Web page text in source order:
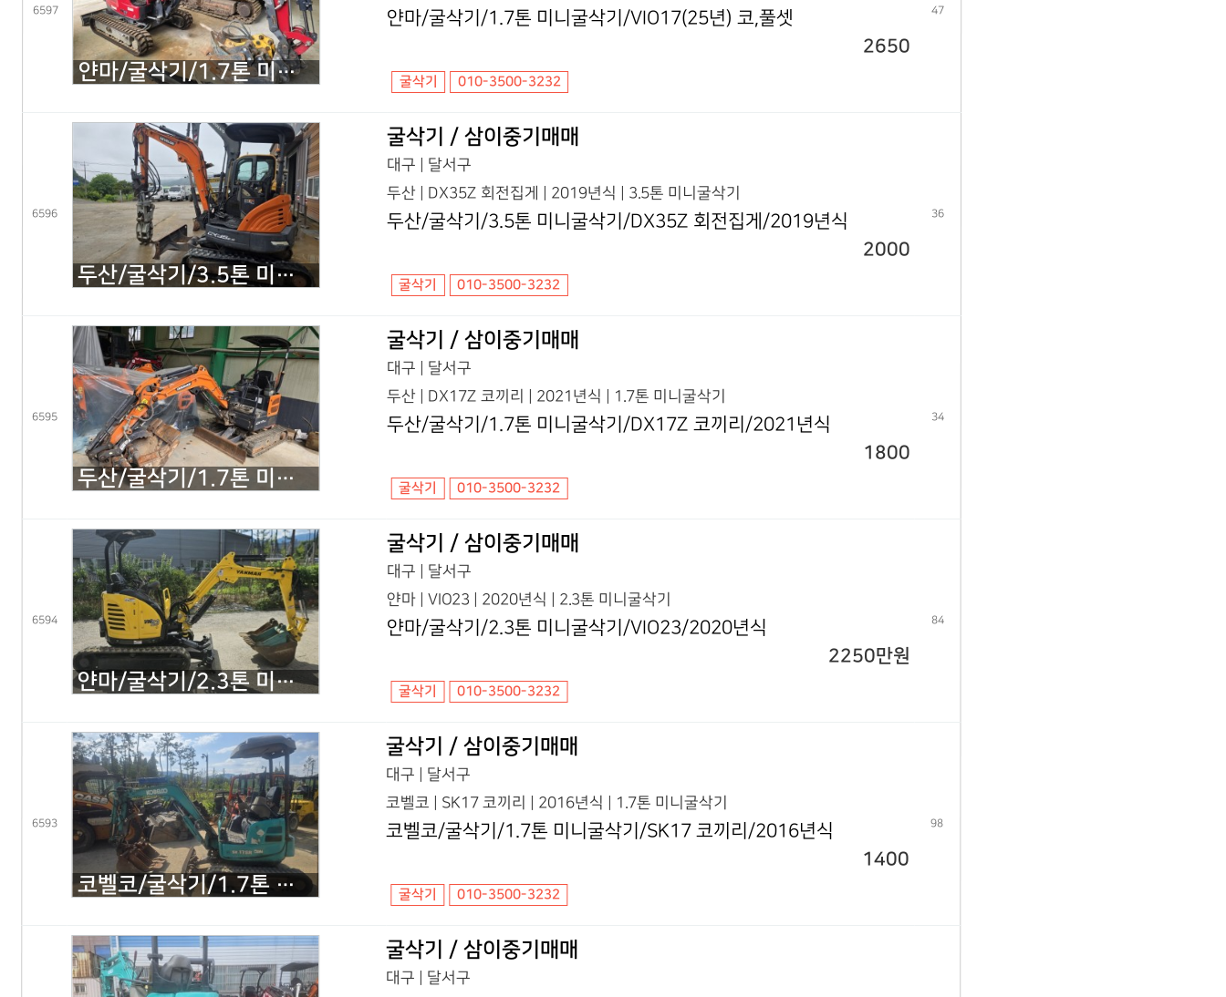
6597
얀마/굴삭기/1.7톤 미니굴삭기/VIO17(25년) 코,풀셋
얀마/굴삭기/1.7톤 미니굴삭기/VIO17(25년) 코,풀셋
2650
굴삭기 010-3500-3232
47
6596
두산/굴삭기/3.5톤 미니굴삭기/DX35Z 회전집게/2019년식
굴삭기 / 삼이중기매매
대구 | 달서구
두산 | DX35Z 회전집게 | 2019년식 | 3.5톤 미니굴삭기
두산/굴삭기/3.5톤 미니굴삭기/DX35Z 회전집게/2019년식
2000
굴삭기 010-3500-3232
36
6595
두산/굴삭기/1.7톤 미니굴삭기/DX17Z 코끼리/2021년식
굴삭기 / 삼이중기매매
대구 | 달서구
두산 | DX17Z 코끼리 | 2021년식 | 1.7톤 미니굴삭기
두산/굴삭기/1.7톤 미니굴삭기/DX17Z 코끼리/2021년식
1800
굴삭기 010-3500-3232
34
6594
얀마/굴삭기/2.3톤 미니굴삭기/VIO23/2020년식
굴삭기 / 삼이중기매매
대구 | 달서구
얀마 | VIO23 | 2020년식 | 2.3톤 미니굴삭기
얀마/굴삭기/2.3톤 미니굴삭기/VIO23/2020년식
2250만원
굴삭기 010-3500-3232
84
6593
코벨코/굴삭기/1.7톤 미니굴삭기/SK17 코끼리/2016년식
굴삭기 / 삼이중기매매
대구 | 달서구
코벨코 | SK17 코끼리 | 2016년식 | 1.7톤 미니굴삭기
코벨코/굴삭기/1.7톤 미니굴삭기/SK17 코끼리/2016년식
1400
굴삭기 010-3500-3232
98
굴삭기 / 삼이중기매매
대구 | 달서구